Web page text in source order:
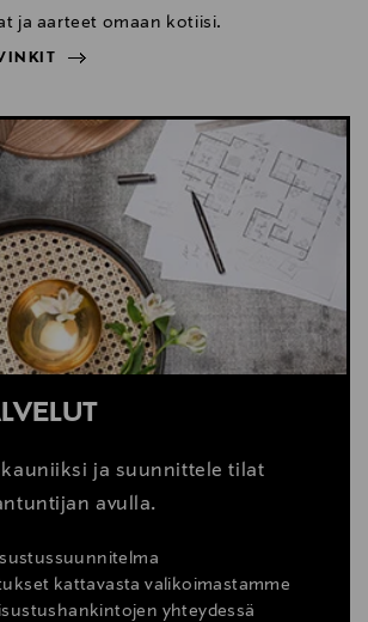
ja aarteet omaan kotiisi.
ja suunnittele tilat
avulla.
kattavasta valikoimastamme
yhteydessä